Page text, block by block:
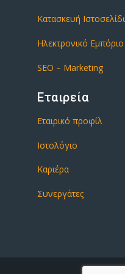
Κατασκευή
Ηλεκτρονικό Εμπόριο
SEO – Marketing
Εταιρεία
Εταιρικό προφίλ
Ιστολόγιο
Καριέρα
Συνεργάτες